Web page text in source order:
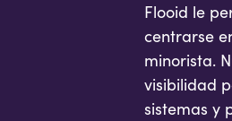
Flooid le
centrarse
minorista.
visibilidad
sistemas y